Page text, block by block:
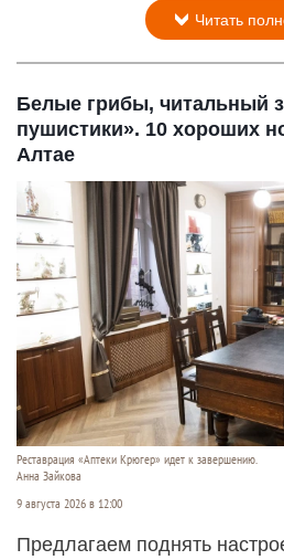
Читать
Белые грибы, читальный
пушистики». 10 хороших
Алтае
Реставрация «Аптеки Крюгер» идет к завершению.
Анна Зайкова
9 августа 2026 в 12:00
Предлагаем поднять